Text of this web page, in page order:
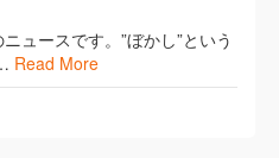
ュースです。”ぼかし”という
Read More